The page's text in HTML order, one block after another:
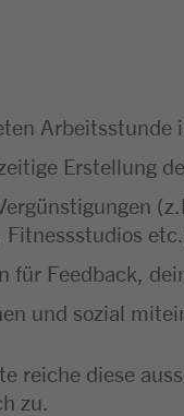
Arbeitsstunde
Erstellung
Fitnessstudios
für Feedback,
und sozial
reiche diese
zu.